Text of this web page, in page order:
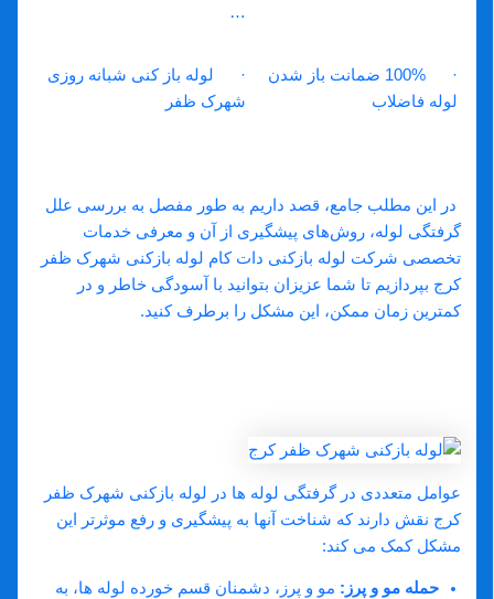
…
· 100% ضمانت باز شدن
لوله فاضلاب
· لوله باز کنی شبانه روزی
شهرک ظفر
در این مطلب جامع، قصد داریم به طور مفصل به بررسی علل
گرفتگی لوله، روش‌های پیشگیری از آن و معرفی خدمات
تخصصی شرکت لوله بازکنی دات کام لوله بازکنی شهرک ظفر
کرج بپردازیم تا شما عزیزان بتوانید با آسودگی خاطر و در
کمترین زمان ممکن، این مشکل را برطرف کنید.
عوامل متعددی در گرفتگی لوله ‌ها در لوله بازکنی شهرک ظفر
کرج نقش دارند که شناخت آنها به پیشگیری و رفع موثرتر این
مشکل کمک می ‌کند:
حمله مو و پرز : مو و پرز، دشمنان قسم خورده لوله ‌ها، به